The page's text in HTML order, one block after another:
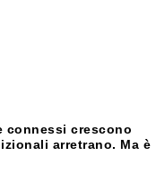
connessi crescono
arretrano. Ma è